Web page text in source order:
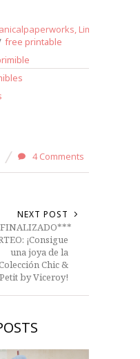
free printable
4 Comments
NEXT POST
¡Consigue
una joya de la
Chic &
Petit by Viceroy!